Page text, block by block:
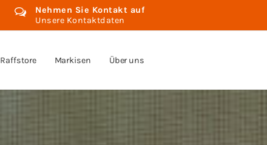
Nehmen Sie Kontakt auf
Unsere Kontaktdaten
Raffstore Markisen Über uns